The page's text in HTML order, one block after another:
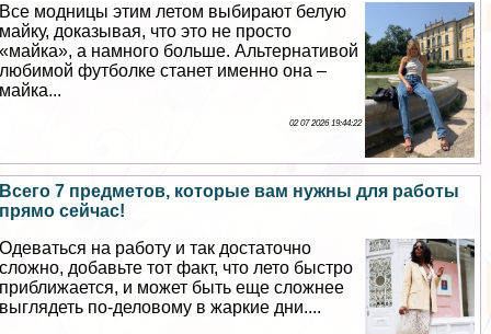
Все модницы этим летом выбирают белую
майку, доказывая, что это не просто
«майка», а намного больше. Альтернативой
любимой футболке станет именно она –
майка...
02 07 2026 19:44:22
Всего 7 предметов, которые вам нужны для работы
прямо сейчас!
Одеваться на работу и так достаточно
сложно, добавьте тот факт, что лето быстро
приближается, и может быть еще сложнее
выглядеть по-деловому в жаркие дни....